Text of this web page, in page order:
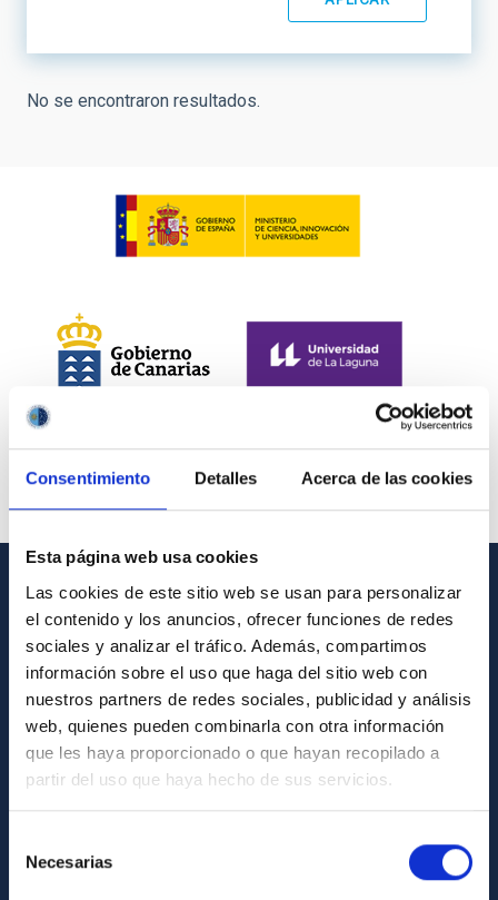
Consentimiento Detalles Acerca de las cookies
Esta página web usa cookies
Las cookies de este sitio web se usan para personalizar
el contenido y los anuncios, ofrecer funciones de redes
sociales y analizar el tráfico. Además, compartimos
información sobre el uso que haga del sitio web con
nuestros partners de redes sociales, publicidad y análisis
web, quienes pueden combinarla con otra información
que les haya proporcionado o que hayan recopilado a
partir del uso que haya hecho de sus servicios.
Necesarias
No se encontraron resultados.
Contacto
Cómo llegar al IAC
Directorio de personal
Biblioteca
Registro general
INFORMACIÓN INSTITUCIONAL